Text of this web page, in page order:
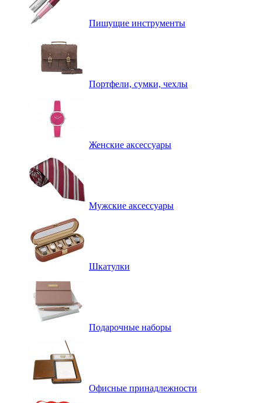
Пишущие инструменты
Портфели, сумки, чехлы
Женские аксессуары
Мужские аксессуары
Шкатулки
Подарочные наборы
Офисные принадлежности